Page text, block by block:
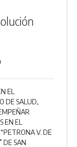
EL
DE SALUD,
EN EL
V. DE
DE SAN